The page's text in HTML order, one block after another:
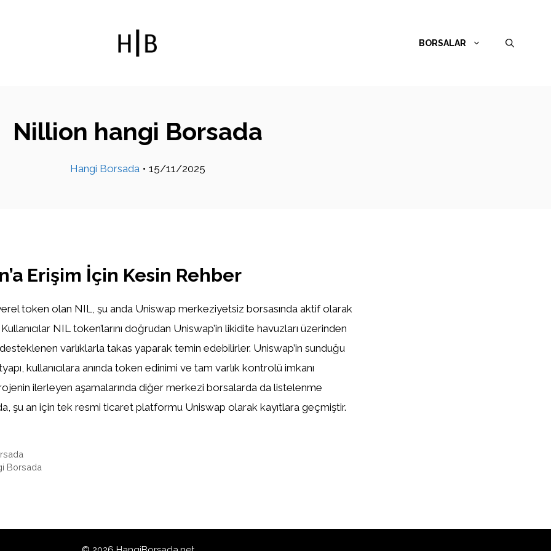
BORSALAR
Nillion hangi Borsada
Hangi Borsada • 15/11/2025
Erişim İçin Kesin Rehber
token olan NIL, şu anda Uniswap merkeziyetsiz borsasında aktif olarak
NIL token’larını doğrudan Uniswap’in likidite havuzları üzerinden
varlıklarla takas yaparak temin edebilirler. Uniswap’in sunduğu
kullanıcılara anında token edinimi ve tam varlık kontrolü imkanı
ilerleyen aşamalarında diğer merkezi borsalarda da listelenme
şu an için tek resmi ticaret platformu Uniswap olarak kayıtlara geçmiştir.
Borsada